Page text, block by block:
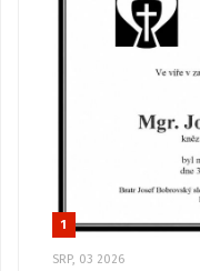
1
SRP, 03 2026